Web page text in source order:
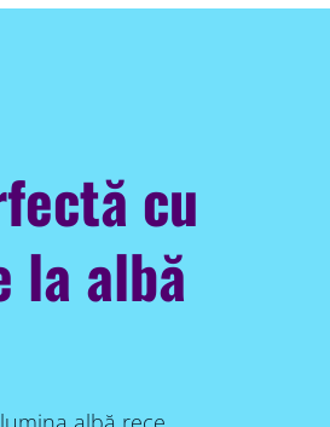
cu
la albă